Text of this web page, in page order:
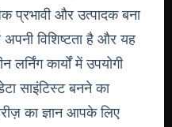
प्रभावी और उत्पादक बना
विशिष्टता है और यह
कार्यों में उपयोगी
साइंटिस्ट बनने का
का ज्ञान आपके लिए